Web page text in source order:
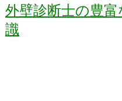
外壁診断士の豊富
識